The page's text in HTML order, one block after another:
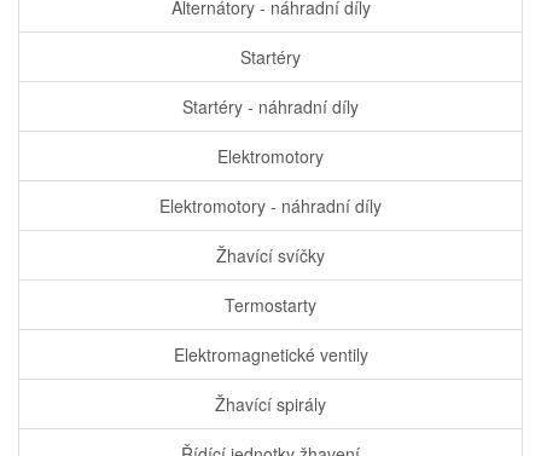
Alternátory - náhradní díly
Startéry
Startéry - náhradní díly
Elektromotory
Elektromotory - náhradní díly
Žhavící svíčky
Termostarty
Elektromagnetické ventily
Žhavící spirály